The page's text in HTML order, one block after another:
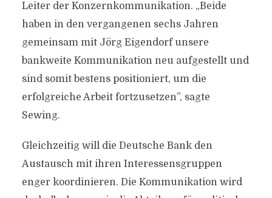
Leiter der Konzernkommunikation. „Beide
haben in den vergangenen sechs Jahren
gemeinsam mit Jörg Eigendorf unsere
bankweite Kommunikation neu aufgestellt und
sind somit bestens positioniert, um die
erfolgreiche Arbeit fortzusetzen”, sagte
Sewing.
Gleichzeitig will die Deutsche Bank den
Austausch mit ihren Interessensgruppen
enger koordinieren. Die Kommunikation wird